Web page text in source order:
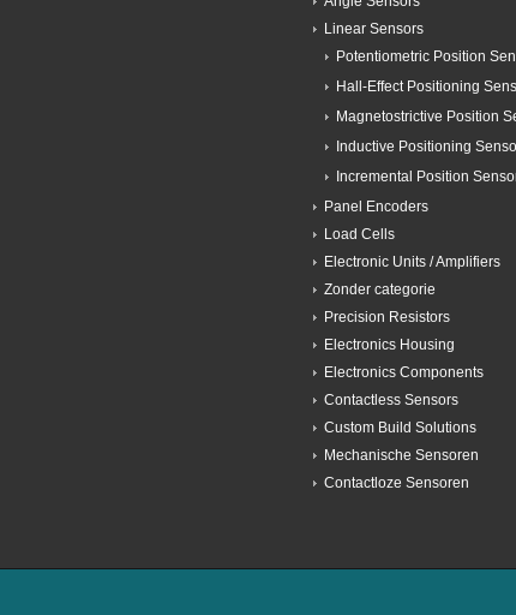
Linear Sensors
Potentiometric Position
Hall-Effect Positioning
Magnetostrictive Position
Inductive Positioning
Incremental Position
Panel Encoders
Load Cells
Electronic Units / Amplifiers
Zonder categorie
Precision Resistors
Electronics Housing
Electronics Components
Contactless Sensors
Custom Build Solutions
Mechanische Sensoren
Contactloze Sensoren